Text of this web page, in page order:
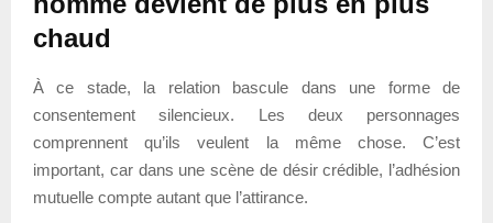
chaud
À ce stade, la relation bascule dans une forme de
consentement silencieux. Les deux personnages
comprennent qu’ils veulent la même chose. C’est
important, car dans une scène de désir crédible, l’adhésion
mutuelle compte autant que l’attirance.